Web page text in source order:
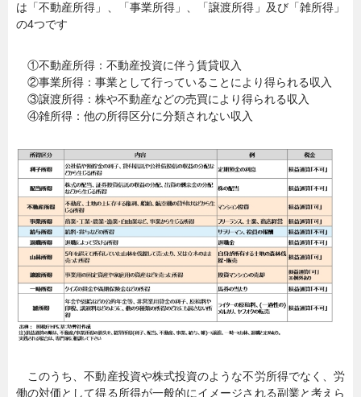
は「不動産所得」、「事業所得」、「譲渡所得」及び「雑所得」
の4つです
①不動産所得：不動産投資に伴う賃貸収入
②事業所得：事業として行っていることにより得られる収入
③譲渡所得：株や不動産などの売買により得られる収入
④雑所得：他の所得区分に分類されない収入
このうち、不動産投資や株式投資のような不労所得でなく、労
働の対価として得る所得が一般的にイメージされる副業と考えら